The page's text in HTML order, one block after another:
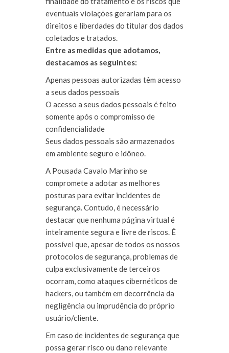
eventuais violações gerariam para os
direitos e liberdades do titular dos dados
coletados e tratados.
Entre as medidas que adotamos,
destacamos as seguintes:
Apenas pessoas autorizadas têm acesso
a seus dados pessoais
O acesso a seus dados pessoais é feito
somente após o compromisso de
confidencialidade
Seus dados pessoais são armazenados
em ambiente seguro e idôneo.
A Pousada Cavalo Marinho se
compromete a adotar as melhores
posturas para evitar incidentes de
segurança. Contudo, é necessário
destacar que nenhuma página virtual é
inteiramente segura e livre de riscos. É
possível que, apesar de todos os nossos
protocolos de segurança, problemas de
culpa exclusivamente de terceiros
ocorram, como ataques cibernéticos de
hackers, ou também em decorrência da
negligência ou imprudência do próprio
usuário/cliente.
Em caso de incidentes de segurança que
possa gerar risco ou dano relevante